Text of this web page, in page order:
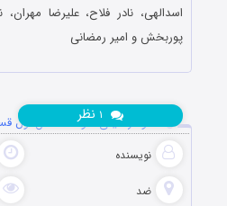
اسدالهی، نادر فلاح، علیرضا
پوربخش و امیر رمضانی
دانلود رئالیتی شو ضد فصل اول
نویسنده
ضد
نظر